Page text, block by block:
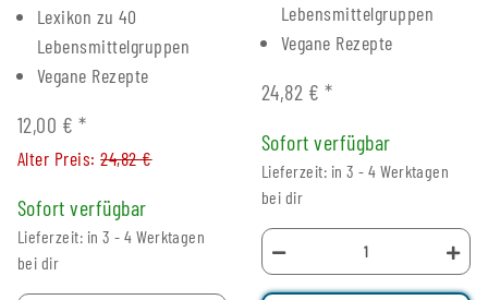
Lexikon zu 40
Lebensmittelgruppen
Vegane Rezepte
12,00 € *
Alter Preis:24,82 €
Sofort verfügbar
Lieferzeit: in 3 - 4 Werktagen
bei dir
Lebensmittelgruppen
Vegane Rezepte
24,82 € *
Sofort verfügbar
Lieferzeit: in 3 - 4 Werktagen
bei dir